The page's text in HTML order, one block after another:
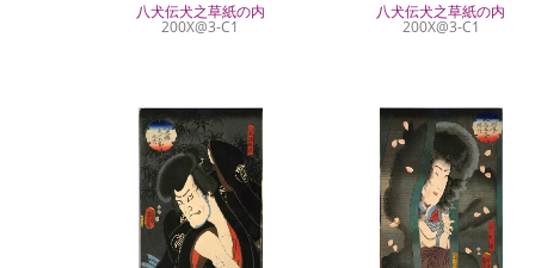
八犬伝犬之草紙の内
200X@3-C1
八犬伝犬之草紙の内
200X@3-C1